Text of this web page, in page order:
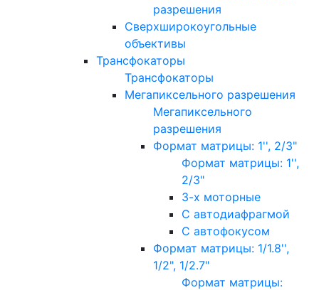
разрешения
Сверхширокоугольные
объективы
Трансфокаторы
Трансфокаторы
Мегапиксельного разрешения
Мегапиксельного
разрешения
Формат матрицы: 1'', 2/3"
Формат матрицы: 1'',
2/3"
3-х моторные
С автодиафрагмой
С автофокусом
Формат матрицы: 1/1.8'',
1/2", 1/2.7"
Формат матрицы: